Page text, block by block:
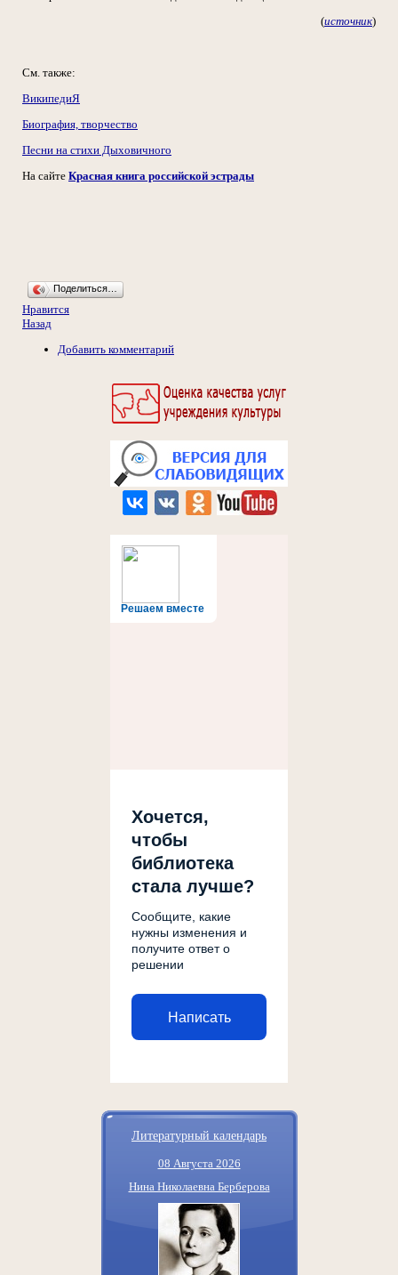
Решаем вместе
Хочется,
чтобы
библиотека
стала лучше?
Сообщите, какие
нужны изменения и
получите ответ о
решении
Написать
Литературный календарь
08 Августа 2026
Нина Николаевна Берберова
(источник)
См. также:
ВикипедиЯ
Биография, творчество
Песни на стихи Дыховичного
На сайте Красная книга российской эстрады
Поделиться…
Нравится
Назад
Добавить комментарий